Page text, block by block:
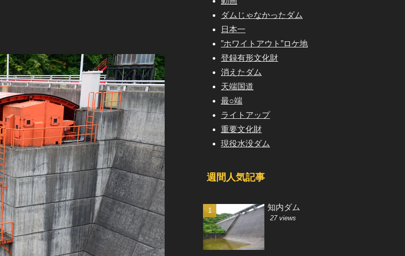
ダムじゃなかったダム
日本一
”ホワイトアウト”ロケ地
登録有形文化財
消えたダム
天端国道
最○端
ライトアップ
重要文化財
現役水没ダム
週間人気記事
知内ダム
27 views